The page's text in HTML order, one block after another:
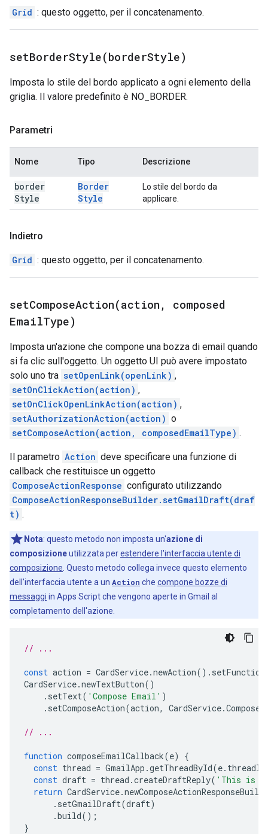
Grid : questo oggetto, per il concatenamento.
setBorderStyle(borderStyle)
Imposta lo stile del bordo applicato a ogni elemento della
griglia. Il valore predefinito è NO_BORDER.
Parametri
Nome Tipo Descrizione
border
Style
Border
Style
Lo stile del bordo da
applicare.
Indietro
Grid : questo oggetto, per il concatenamento.
setComposeAction(action ,
composed
EmailType)
Imposta un'azione che compone una bozza di email quando
si fa clic sull'oggetto. Un oggetto UI può avere impostato
solo uno tra setOpenLink(openLink) ,
setOnClickAction(action) ,
setOnClickOpenLinkAction(action) ,
setAuthorizationAction(action) o
setComposeAction(action, composedEmailType) .
Il parametro Action deve specificare una funzione di
callback che restituisce un oggetto
ComposeActionResponse configurato utilizzando
ComposeActionResponseBuilder.setGmailDraft(draf
t) .
Nota: questo metodo non imposta un'azione di
composizioneutilizzata perestendere l'interfaccia utente di
composizione . Questo metodo collega invece questo elemento
dell'interfaccia utente a un Action che compone bozze di
messaggi in Apps Script che vengono aperte in Gmail al
completamento dell'azione.
// ...
const action = CardService.newAction().
CardService.newTextButton()
. setText( 'Compose Email' )
. setComposeAction(action, CardService.
// ...
function composeEmailCallback(e)
{
const thread = GmailApp .getThreadById(e. threadId
const draft = thread .createDraftReply( 'This is
return CardService.
. setGmailDraft(draft)
.build();
}